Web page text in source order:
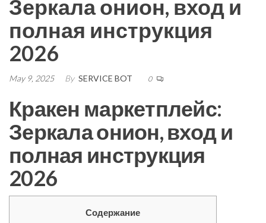
Зеркала онион, вход и
полная инструкция
2026
May 9, 2025 By SERVICE BOT 0
Кракен маркетплейс:
Зеркала онион, вход и
полная инструкция
2026
Содержание